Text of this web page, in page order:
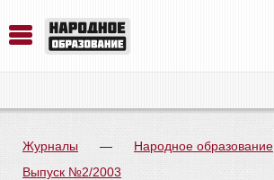
Журналы — Народное образование
Выпуск №2/2003